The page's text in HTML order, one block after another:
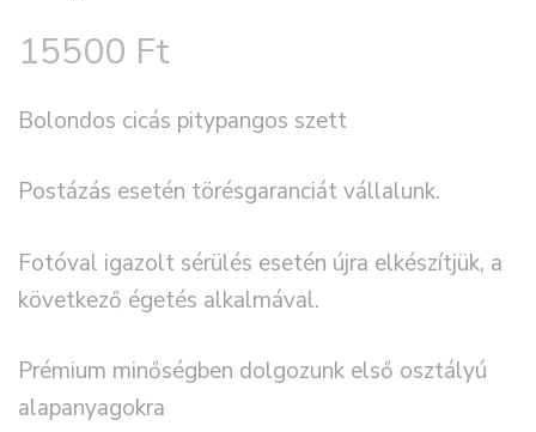
15500 Ft
Bolondos cicás pitypangos szett
Postázás esetén törésgaranciát vállalunk.
Fotóval igazolt sérülés esetén újra elkészítjük, a
következő égetés alkalmával.
Prémium minőségben dolgozunk első osztályú
alapanyagokra